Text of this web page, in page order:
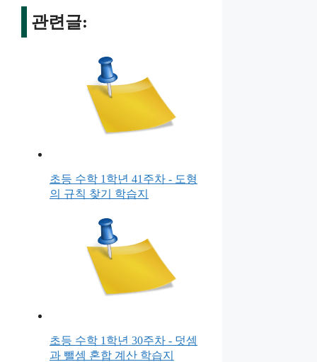
관련글:
초등 수학 1학년 41주차 - 도형
의 규칙 찾기 학습지
초등 수학 1학년 30주차 - 덧셈
과 뺄셈 혼합 계산 학습지